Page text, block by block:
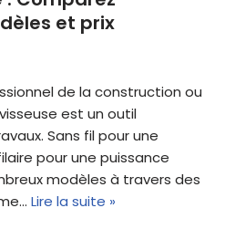
et prix
de la construction ou
est un outil
Sans fil pour une
pour une puissance
modèles à travers des
Lire la suite »